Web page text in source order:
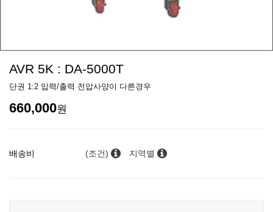
AVR 5K : DA-5000T
단권 1:2 입력/출력 전압사양이 다른경우
660,000원
배송비 (조건) 지역별